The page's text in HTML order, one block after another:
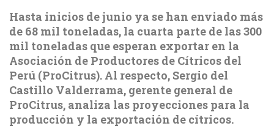
Hasta inicios de junio ya se han enviado más
de 68 mil toneladas, la cuarta parte de las 300
mil toneladas que esperan exportar en la
Asociación de Productores de Cítricos del
Perú (ProCitrus). Al respecto, Sergio del
Castillo Valderrama, gerente general de
ProCitrus, analiza las proyecciones para la
producción y la exportación de cítricos.